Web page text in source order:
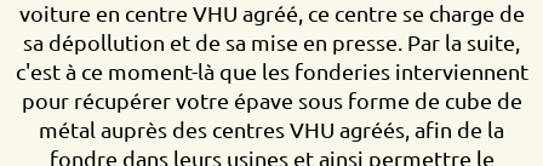
voiture en centre VHU agréé, ce centre se charge de
sa dépollution et de sa mise en presse. Par la suite,
c'est à ce moment-là que les fonderies interviennent
pour récupérer votre épave sous forme de cube de
métal auprès des centres VHU agréés, afin de la
fondre dans leurs usines et ainsi permettre le